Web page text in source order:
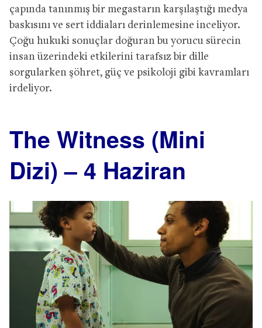
çapında tanınmış bir megastarın karşılaştığı medya
baskısını ve sert iddiaları derinlemesine inceliyor.
Çoğu hukuki sonuçlar doğuran bu yorucu sürecin
insan üzerindeki etkilerini tarafsız bir dille
sorgularken şöhret, güç ve psikoloji gibi kavramları
irdeliyor.
The Witness (Mini
Dizi) – 4 Haziran